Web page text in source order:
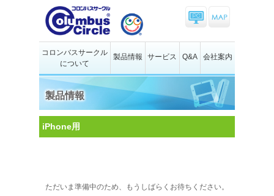
コロンバスサークル
について
製品情報 サービス Q&A 会社案内
製品情報
iPhone用
ただいま準備中のため、もうしばらくお待ちください。